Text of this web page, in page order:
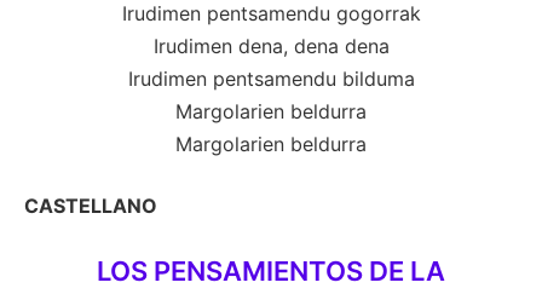
Irudimen pentsamendu gogorrak
Irudimen dena, dena dena
Irudimen pentsamendu bilduma
Margolarien beldurra
Margolarien beldurra
CASTELLANO
LOS PENSAMIENTOS DE LA